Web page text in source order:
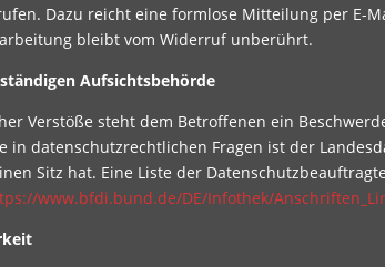
Dazu reicht eine formlose Mitteilung per E-
bleibt vom Widerruf unberührt.
Aufsichtsbehörde
Verstöße steht dem Betroffenen ein
in datenschutzrechtlichen Fragen ist der
Sitz hat. Eine Liste der
www.bfdi.bund.de/DE/Infothek/